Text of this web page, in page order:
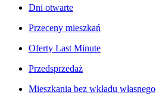
Dni otwarte
Przeceny mieszkań
Oferty Last Minute
Przedsprzedaż
Mieszkania bez wkładu własnego